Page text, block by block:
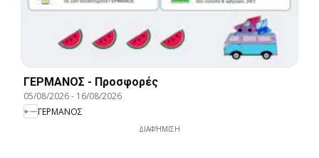
ΓΕΡΜΑΝΟΣ - Προσφορές
05/08/2026- 16/08/2026
ΓΕΡΜΑΝΟΣ
ΔΙΑΦΉΜΙΣΗ